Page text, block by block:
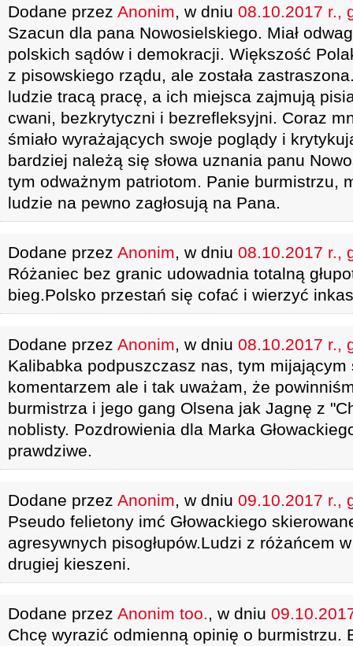
Dodane przez Anonim, w dniu 08.10.2017 r.,
Szacun dla pana Nowosielskiego. Miał
polskich sądów i demokracji. Większość
z pisowskiego rządu, ale została
ludzie tracą pracę, a ich miejsca zajmują
cwani, bezkrytyczni i bezrefleksyjni. Coraz
śmiało wyrażających swoje poglądy i
bardziej należą się słowa uznania panu
tym odważnym patriotom. Panie burmistrzu,
ludzie na pewno zagłosują na Pana.
Dodane przez Anonim, w dniu 08.10.2017 r.,
Różaniec bez granic udowadnia totalną
bieg.Polsko przestań się cofać i wierzyć
Dodane przez Anonim, w dniu 08.10.2017 r.,
Kalibabka podpuszczasz nas, tym mijającym
komentarzem ale i tak uważam, że
burmistrza i jego gang Olsena jak Jagnę z
noblisty. Pozdrowienia dla Marka
prawdziwe.
Dodane przez Anonim, w dniu 09.10.2017 r.,
Pseudo felietony imć Głowackiego
agresywnych pisogłupów.Ludzi z różańcem
drugiej kieszeni.
Dodane przez Anonim too., w dniu
Chcę wyrazić odmienną opinię o burmistrzu.